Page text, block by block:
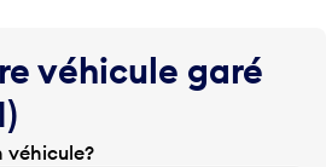
véhicule garé
véhicule?